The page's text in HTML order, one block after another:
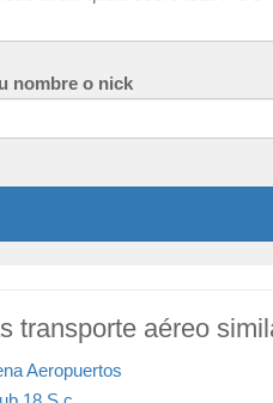
nombre o nick
transporte aéreo
Aeropuertos